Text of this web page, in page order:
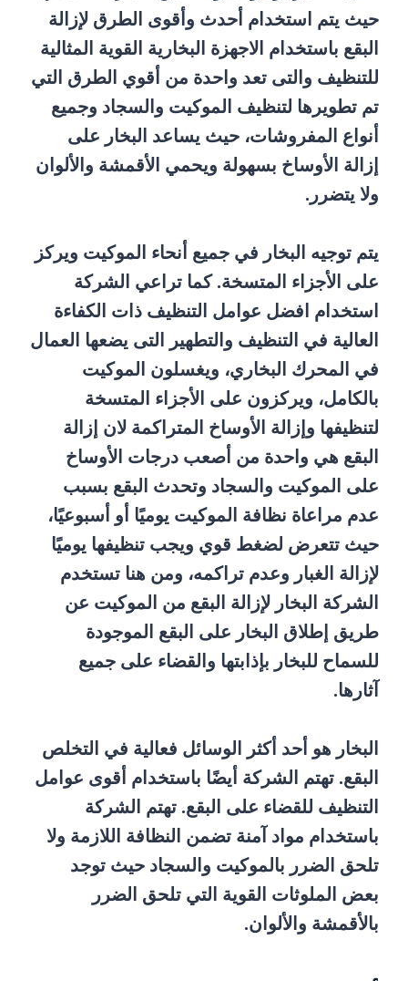
حيث يتم استخدام أحدث وأقوى الطرق لإزالة
البقع باستخدام الاجهزة البخارية القوية المثالية
للتنظيف والتى تعد واحدة من أقوي الطرق التي
تم تطويرها لتنظيف الموكيت والسجاد وجميع
أنواع المفروشات، حيث يساعد البخار على
إزالة الأوساخ بسهولة ويحمي الأقمشة والألوان
ولا يتضرر.
يتم توجيه البخار في جميع أنحاء الموكيت ويركز
على الأجزاء المتسخة. كما تراعي الشركة
استخدام افضل عوامل التنظيف ذات الكفاءة
العالية في التنظيف والتطهير التى يضعها العمال
في المحرك البخاري، ويغسلون الموكيت
بالكامل، ويركزون على الأجزاء المتسخة
لتنظيفها وإزالة الأوساخ المتراكمة لان إزالة
البقع هي واحدة من أصعب درجات الأوساخ
على الموكيت والسجاد وتحدث البقع بسبب
عدم مراعاة نظافة الموكيت يوميًا أو أسبوعيًا،
حيث تتعرض لضغط قوي ويجب تنظيفها يوميًا
لإزالة الغبار وعدم تراكمه، ومن هنا تستخدم
الشركة البخار لإزالة البقع من الموكيت عن
طريق إطلاق البخار على البقع الموجودة
للسماح للبخار بإذابتها والقضاء على جميع
آثارها.
البخار هو أحد أكثر الوسائل فعالية في التخلص
البقع. تهتم الشركة أيضًا باستخدام أقوى عوامل
التنظيف للقضاء على البقع. تهتم الشركة
باستخدام مواد آمنة تضمن النظافة اللازمة ولا
تلحق الضرر بالموكيت والسجاد حيث توجد
بعض الملوثات القوية التي تلحق الضرر
بالأقمشة والألوان.